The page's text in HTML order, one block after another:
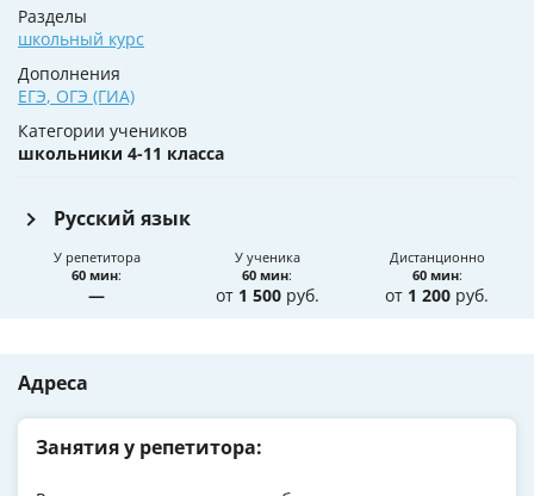
Разделы
школьный курс
Дополнения
ЕГЭ, ОГЭ (ГИА)
Категории учеников
школьники 4-11 класса
Русский язык
У репетитора
60 мин:
—
У ученика
60 мин:
от 1 500руб.
Дистанционно
60 мин:
от 1 200 руб.
Адреса
Занятия у репетитора: